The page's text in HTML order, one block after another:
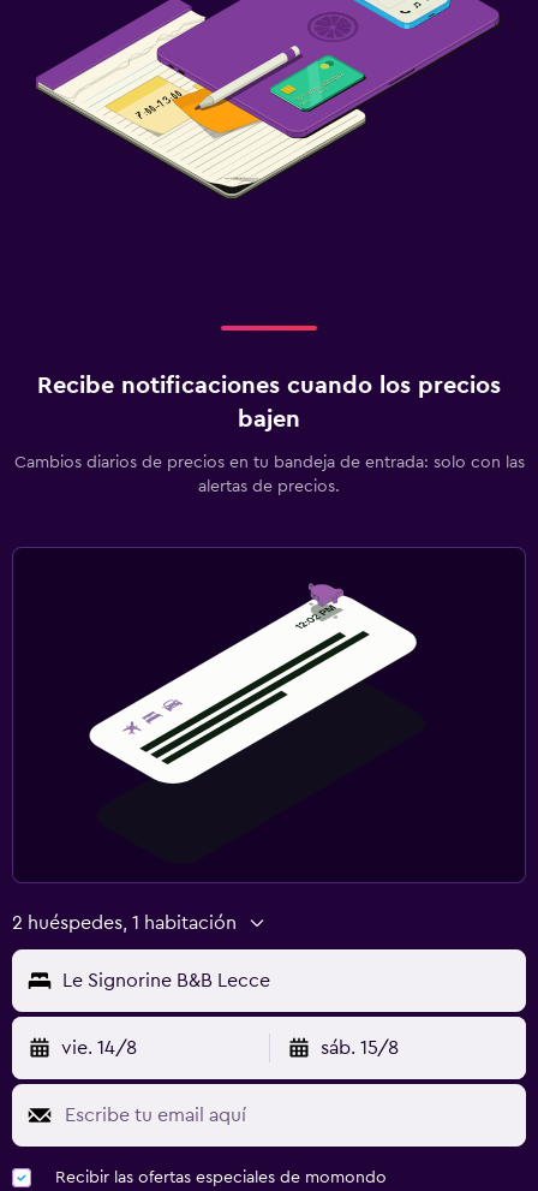
Recibe notificaciones cuando los precios
bajen
Cambios diarios de precios en tu bandeja de entrada: solo con las
alertas de precios.
2 huéspedes, 1 habitación
Le Signorine B&B Lecce
vie. 14/8 sáb. 15/8
Recibir las ofertas especiales de momondo